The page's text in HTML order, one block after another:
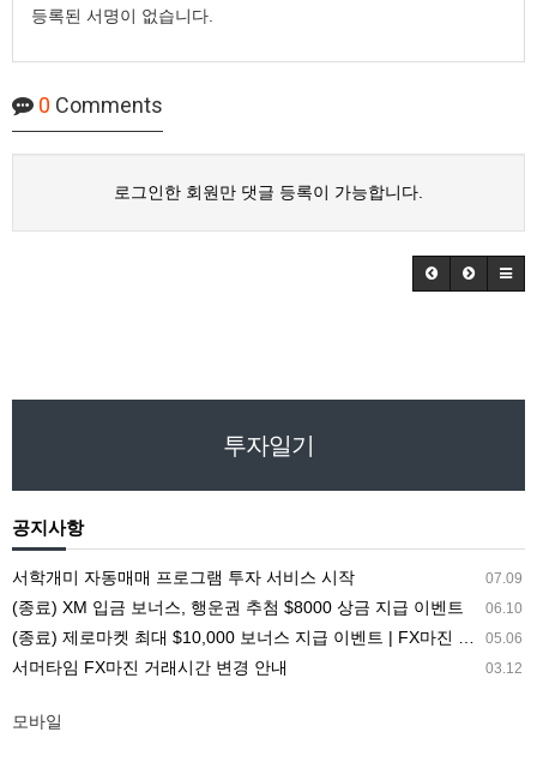
등록된 서명이 없습니다.
0 Comments
로그인한 회원만 댓글 등록이 가능합니다.
투자일기
공지사항
07.09
서학개미 자동매매 프로그램 투자 서비스 시작
06.10
(종료) XM 입금 보너스, 행운권 추첨 $8000 상금 지급 이벤트
05.06
(종료) 제로마켓 최대 $10,000 보너스 지급 이벤트 | FX마진 해외거래소 ZEROMARKETS
03.12
서머타임 FX마진 거래시간 변경 안내
모바일